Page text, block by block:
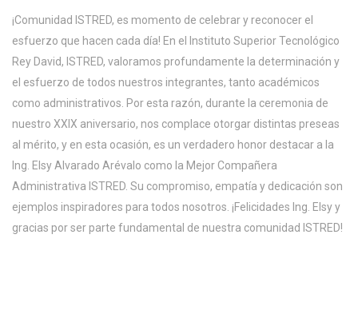
¡Comunidad ISTRED, es momento de celebrar y reconocer el
esfuerzo que hacen cada día! En el Instituto Superior Tecnológico
Rey David, ISTRED, valoramos profundamente la determinación y
el esfuerzo de todos nuestros integrantes, tanto académicos
como administrativos. Por esta razón, durante la ceremonia de
nuestro XXIX aniversario, nos complace otorgar distintas preseas
al mérito, y en esta ocasión, es un verdadero honor destacar a la
Ing. Elsy Alvarado Arévalo como la Mejor Compañera
Administrativa ISTRED. Su compromiso, empatía y dedicación son
ejemplos inspiradores para todos nosotros. ¡Felicidades Ing. Elsy y
gracias por ser parte fundamental de nuestra comunidad ISTRED!